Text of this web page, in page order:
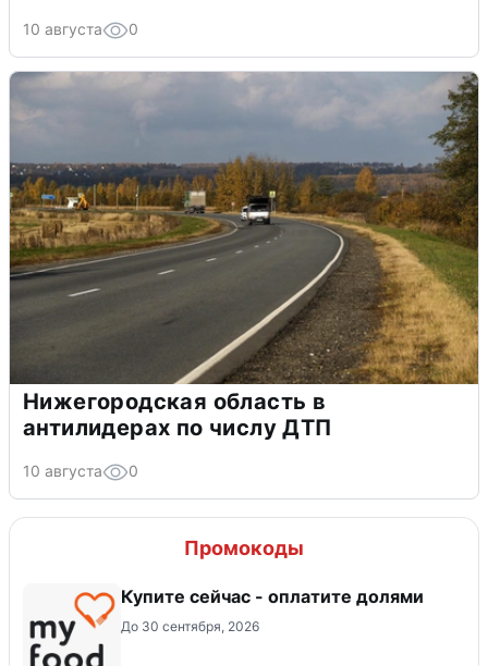
10 августа 0
Нижегородская область в
антилидерах по числу ДТП
10 августа 0
Промокоды
Купите сейчас - оплатите долями
До 30 сентября, 2026